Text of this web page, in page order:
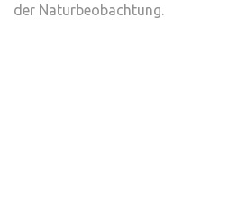
der Naturbeobachtung.